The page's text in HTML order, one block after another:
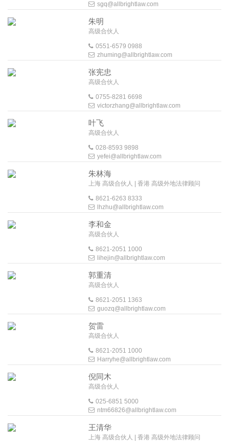
sgq@allbrightlaw.com
朱明
高级合伙人
0551-6579 0988
zhuming@allbrightlaw.com
张宪忠
高级合伙人
0755-8281 6698
victorzhang@allbrightlaw.com
叶飞
高级合伙人
028-8593 9898
yefei@allbrightlaw.com
朱林海
上海 高级合伙人 | 香港 高级外地法律顾问
8621-6263 8333
lhzhu@allbrightlaw.com
李和金
高级合伙人
8621-2051 1000
lihejin@allbrightlaw.com
郭重清
高级合伙人
8621-2051 1363
guozq@allbrightlaw.com
贺雷
高级合伙人
8621-2051 1000
Harryhe@allbrightlaw.com
倪同木
高级合伙人
025-6851 5000
ntm66826@allbrightlaw.com
王清华
上海 高级合伙人 | 香港 高级外地法律顾问